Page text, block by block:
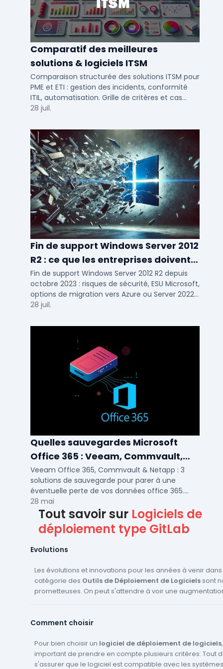
Comparatif des meilleures
solutions & logiciels ITSM
Comparaison structurée des solutions ITSM pour
PME et ETI : gestion des incidents, conformité
ITIL, automatisation. Grille de critères et cas
d'usage par taille d'entreprise.
28 juil.
Fin de support Windows Server 2012
R2 : ce que les entreprises doivent
savoir
Fin de support Windows Server 2012 R2 depuis
octobre 2023 : risques de sécurité, ESU Microsoft,
options de migration vers Azure ou Server 2022
pour TPE, PME et ETI.
28 juil.
Quelles sauvegardes Microsoft
Office 365 : Veeam, Commvault,
Netapp
Veeam Office 365, Commvault & Netapp : 3
solutions de sauvegarde pour parer à une
éventuelle perte de vos données office 365.
Voici notre ...
28 mai
Tout savoir sur Logiciels de
déploiement type GitLab
Evolutions
Les évolutions et innovations pour les années à venir
catégorie des Outils de Déploiement de Logicielssont
prometteuses. On peut s'attendre à voir une
plus, l'intégration de l'intelligence artificielle pourrait
problèmes potentiels avant qu'ils ne se produisent. Les
déploiement pourraient également devenir plus
de gérer une plus grande variété de systèmes
Comment choisir
Pour bien choisir un logiciel de déploiement de logiciels
important de prendre en compte plusieurs critères. Tout
s'assurer que le logiciel est compatible avec les systèmes